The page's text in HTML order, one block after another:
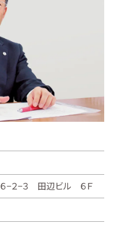
−２−３ 田辺ビル ６Ｆ